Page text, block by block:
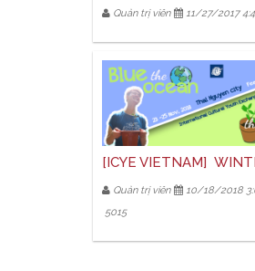
Quản trị viên 11/27/2017
[ICYE VIETNAM]
Quản trị viên
10/18/2018
5015